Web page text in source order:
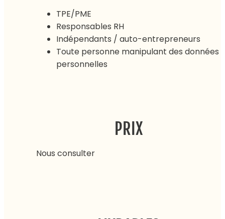
TPE/PME
Responsables RH
Indépendants / auto-entrepreneurs
Toute personne manipulant des données
personnelles
PRIX
Nous consulter